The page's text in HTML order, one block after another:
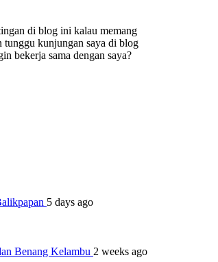
di blog ini kalau memang
tunggu kunjungan saya di blog
bekerja sama dengan saya?
5 days ago
Benang Kelambu 2 weeks ago